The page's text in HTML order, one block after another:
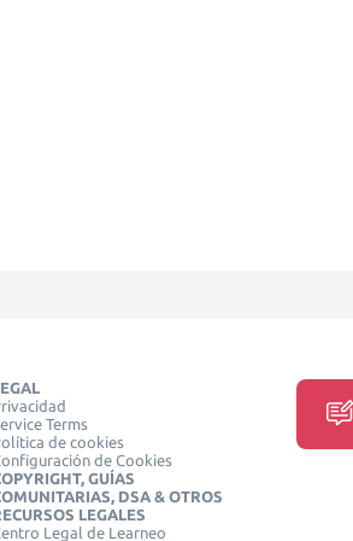
Terms
de cookies
de Cookies
GUÍAS
DSA & OTROS
LEGALES
Legal de Learneo